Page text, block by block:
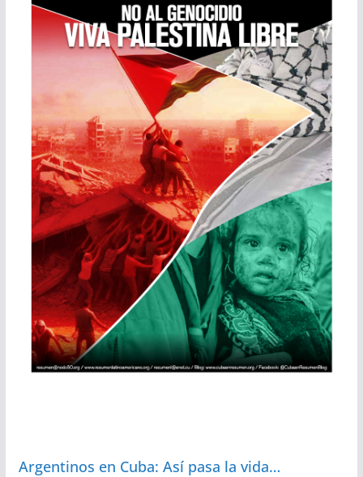
Argentinos en Cuba: Así pasa la vida…